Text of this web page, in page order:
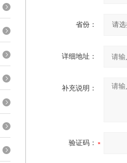
省份：
详细地址：
补充说明：
验证码：